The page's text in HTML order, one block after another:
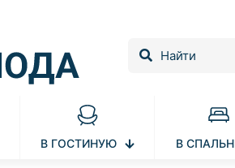
В ГОСТИНУЮ В